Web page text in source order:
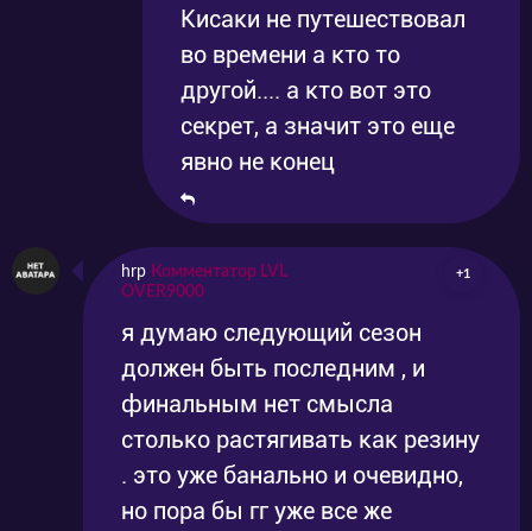
Кисаки не путешествовал
во времени а кто то
другой.... а кто вот это
секрет, а значит это еще
явно не конец
hrp Комментатор LVL
OVER9000
+1
я думаю следующий сезон
должен быть последним , и
финальным нет смысла
столько растягивать как резину
. это уже банально и очевидно,
но пора бы гг уже все же